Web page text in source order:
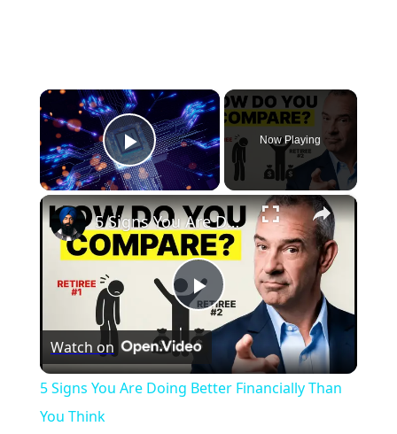
×
Play Video
Now Playing
×
Play
Video
5 Signs You Are Doing Better Financially Than You Think
Watch on
5 Signs You Are Doing Better Financially Than
You Think